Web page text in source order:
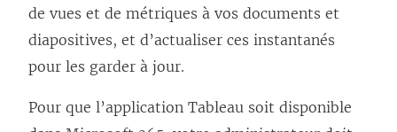
de vues et de métriques à vos documents et
diapositives, et d’actualiser ces instantanés
pour les garder à jour.
Pour que l’application Tableau soit disponible